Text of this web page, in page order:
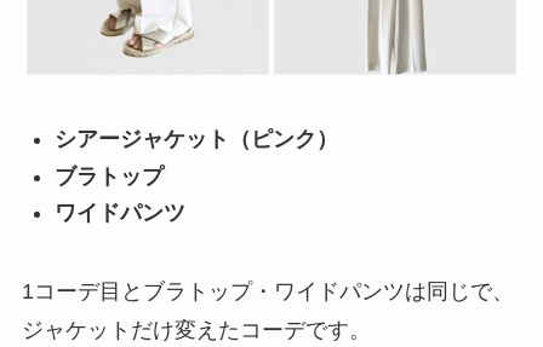
シアージャケット（ピンク）
ブラトップ
ワイドパンツ
1コーデ目とブラトップ・ワイドパンツは同じで、
ジャケットだけ変えたコーデです。